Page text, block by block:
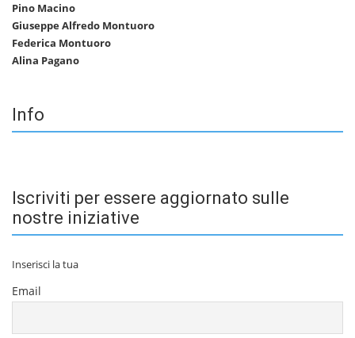
Pino Macino
Giuseppe Alfredo Montuoro
Federica Montuoro
Alina Pagano
Info
Iscriviti per essere aggiornato sulle
nostre iniziative
Inserisci la tua
Email